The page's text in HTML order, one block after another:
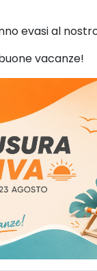
per caschi
IVA
AGGIUNGI AL
Aggiungi alla lista
evasi al
vacanze!